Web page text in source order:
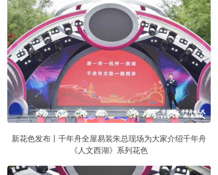
新花色发布丨千年舟全屋易装朱总现场为大家介绍千年舟
《人文西湖》系列花色